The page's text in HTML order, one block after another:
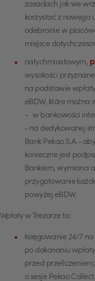
zasadach jak we
korzystać z nowego
odebranie w
miejsce
natychmiastowym,
wysokości
na podstawie
eBDW, które można
-w bankowości
- na dedykowanej
Bank Pekao S.A.-
konieczne jest
Bankiem, wymiana
przygotowanie
powyżej eBDW.
Wpłaty w Trezorze to:
księgowanie 24/7
po dokonaniu
przed
o sesje Pekao Collect;